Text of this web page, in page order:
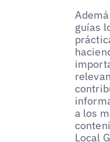
guías
a los
Local